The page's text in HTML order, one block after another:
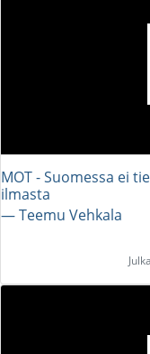
MOT - Suomessa ei
ilmasta
― Teemu Vehkala